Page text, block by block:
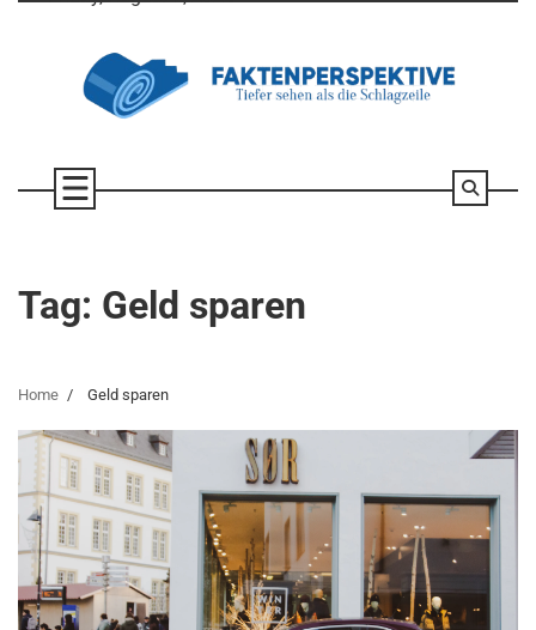
Tag: Geld sparen
Home Geld sparen